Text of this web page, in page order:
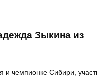
Зыкина из
и чемпионке Сибири,